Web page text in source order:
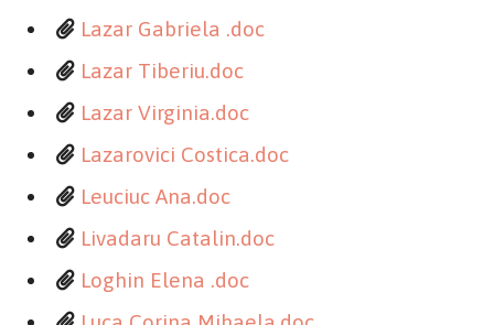
Lazar Gabriela .doc
Lazar Tiberiu.doc
Lazar Virginia.doc
Lazarovici Costica.doc
Leuciuc Ana.doc
Livadaru Catalin.doc
Loghin Elena .doc